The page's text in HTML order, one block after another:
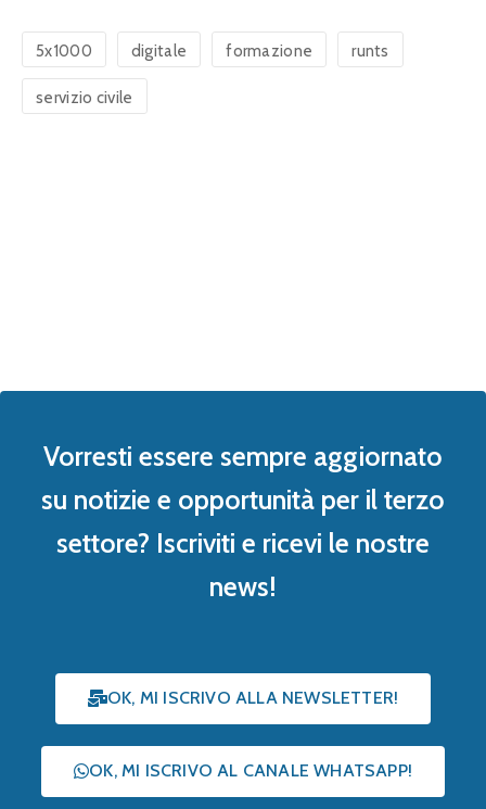
5x1000 digitale formazione runts
servizio civile
Vorresti essere sempre aggiornato
su notizie e opportunità per il terzo
settore? Iscriviti e ricevi le nostre
news!
OK, MI ISCRIVO ALLA NEWSLETTER!
OK, MI ISCRIVO AL CANALE WHATSAPP!